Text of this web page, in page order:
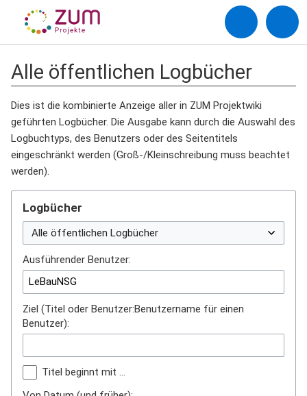
Alle öffentlichen Logbücher
Dies ist die kombinierte Anzeige aller in ZUM Projektwiki
geführten Logbücher. Die Ausgabe kann durch die Auswahl des
Logbuchtyps, des Benutzers oder des Seitentitels
eingeschränkt werden (Groß-/Kleinschreibung muss beachtet
werden).
Logbücher
Ausführender Benutzer:
Ziel (Titel oder Benutzer:Benutzername für einen
Benutzer):
Titel beginnt mit …